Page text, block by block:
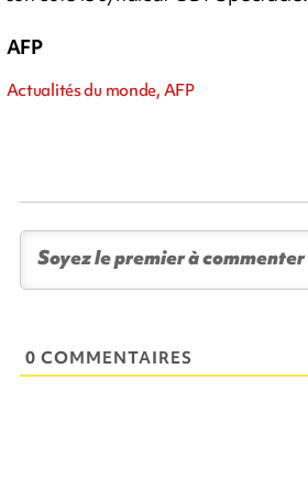
AFP
Actualités du monde, AFP
0 COMMENTAIRES